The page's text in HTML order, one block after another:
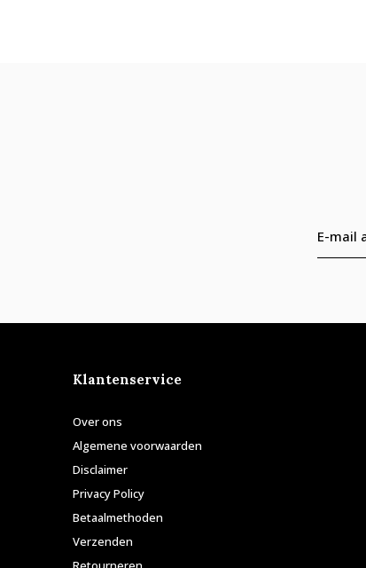
Klantenservice
Over ons
Algemene voorwaarden
Disclaimer
Privacy Policy
Betaalmethoden
Verzenden